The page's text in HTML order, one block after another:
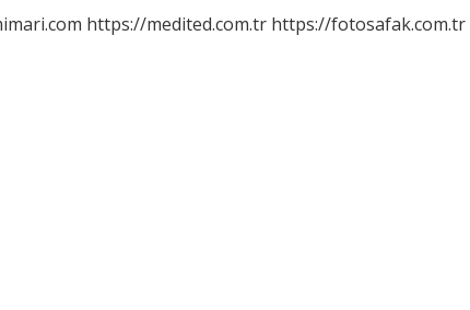
https://medited.com.tr https://fotosafak.com.tr